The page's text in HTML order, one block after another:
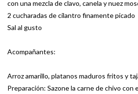
con una mezcla de clavo, canela y nuez
2 cucharadas de cilantro finamente picado
Sal al gusto
Acompañantes:
Arroz amarillo, platanos maduros fritos y
Preparación: Sazone la carne de chivo con